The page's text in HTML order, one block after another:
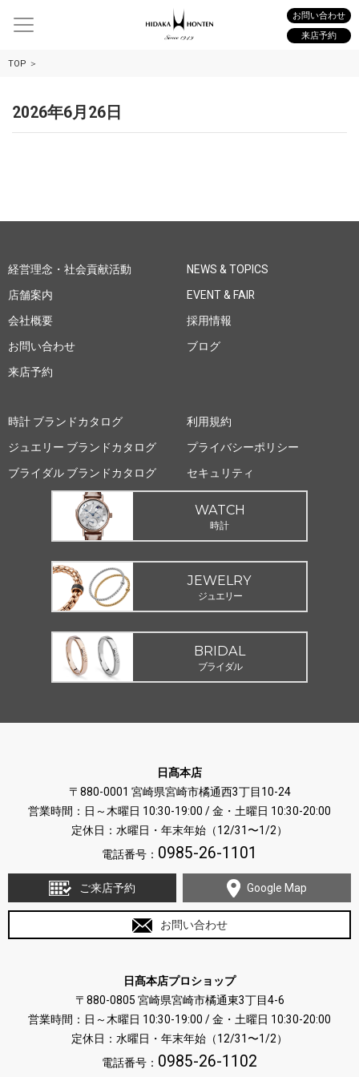
お問い合わせ
来店予約
TOP
2026年6月26日
経営理念・社会貢献活動
店舗案内
会社概要
お問い合わせ
来店予約
NEWS & TOPICS
EVENT & FAIR
採用情報
ブログ
時計 ブランドカタログ
ジュエリー ブランドカタログ
ブライダル ブランドカタログ
利用規約
プライバシーポリシー
セキュリティ
WATCH
時計
JEWELRY
ジュエリー
BRIDAL
ブライダル
日髙本店
〒880-0001 宮崎県宮崎市橘通西3丁目10-24
営業時間：日～木曜日 10:30-19:00 / 金・土曜日 10:30-20:00
定休日：水曜日・年末年始（12/31〜1/2）
電話番号： 0985-26-1101
ご来店予約 Google Map
お問い合わせ
日髙本店プロショップ
〒880-0805 宮崎県宮崎市橘通東3丁目4-6
営業時間：日～木曜日 10:30-19:00 / 金・土曜日 10:30-20:00
定休日：水曜日・年末年始（12/31〜1/2）
電話番号： 0985-26-1102